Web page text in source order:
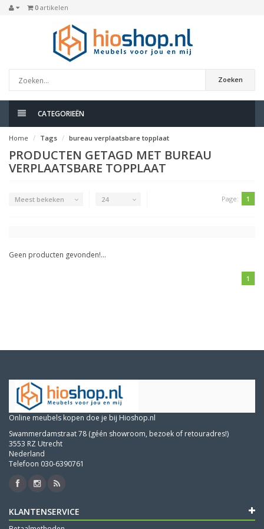
0 artikelen
Zoeken
CATEGORIEËN
Home Tags bureau verplaatsbare topplaat
PRODUCTEN GETAGD MET BUREAU
VERPLAATSBARE TOPPLAAT
Meest bekeken 24 Page: 1
Geen producten gevonden!...
1
Online meubels kopen doe je bij Hioshop.nl
Swammerdamstraat 78 (géén showroom, bezoek of retouradres!)
3553 RZ Utrecht
Nederland
Telefoon 030-6390761
KLANTENSERVICE